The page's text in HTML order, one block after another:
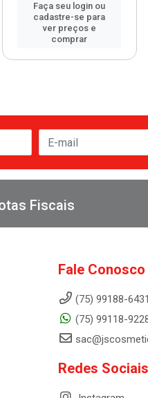
Faça seu login ou
cadastre-se para
ver preços e
comprar
Fiscais
Fale Conosco
(75) 99188-6431
(75) 99118-
Redes Sociais